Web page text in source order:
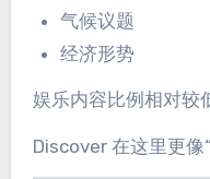
气候议题
经济形势
娱乐内容比例相对较
Discover 在这里更像“